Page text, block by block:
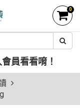
0
員看看唷！